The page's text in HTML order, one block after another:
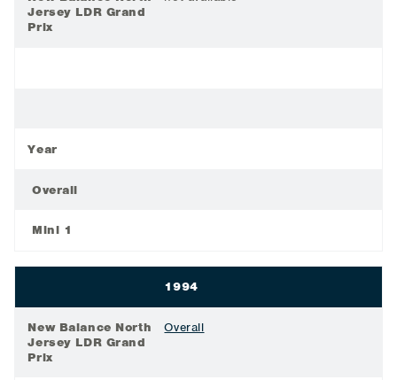
Jersey LDR Grand
Prix
Year
Overall
Mini 1
1994
New Balance North
Jersey LDR Grand
Prix
Overall